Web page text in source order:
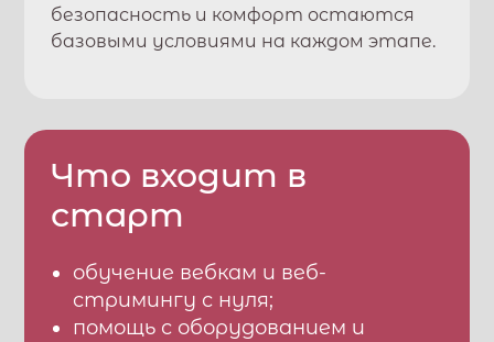
безопасность и комфорт остаются
базовыми условиями на каждом этапе.
Что входит в
старт
обучение вебкам и веб-
стримингу с нуля;
помощь с оборудованием и